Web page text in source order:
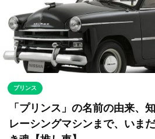
プリンス
「プリンス」の名前の由来、
レーシングマシンまで、いま